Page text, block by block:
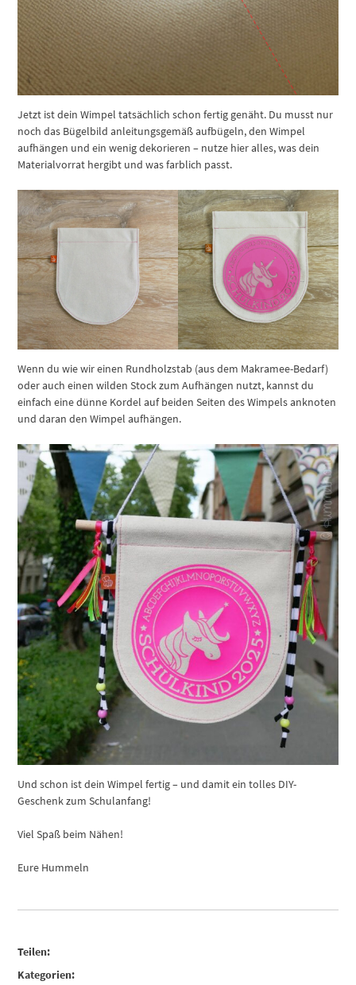
Jetzt ist dein Wimpel tatsächlich schon fertig genäht. Du musst nur
noch das Bügelbild anleitungsgemäß aufbügeln, den Wimpel
aufhängen und ein wenig dekorieren – nutze hier alles, was dein
Materialvorrat hergibt und was farblich passt.
Wenn du wie wir einen Rundholzstab (aus dem Makramee-Bedarf)
oder auch einen wilden Stock zum Aufhängen nutzt, kannst du
einfach eine dünne Kordel auf beiden Seiten des Wimpels anknoten
und daran den Wimpel aufhängen.
Und schon ist dein Wimpel fertig – und damit ein tolles DIY-
Geschenk zum Schulanfang!
Viel Spaß beim Nähen!
Eure Hummeln
Teilen:
Kategorien: